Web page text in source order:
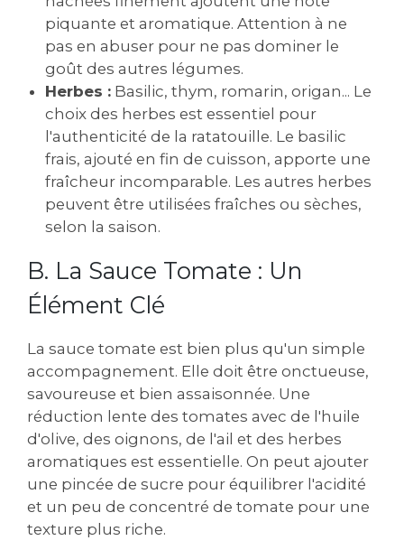
piquante et aromatique. Attention à ne
pas en abuser pour ne pas dominer le
goût des autres légumes.
Herbes : Basilic‚ thym‚ romarin‚ origan... Le
choix des herbes est essentiel pour
l'authenticité de la ratatouille. Le basilic
frais‚ ajouté en fin de cuisson‚ apporte une
fraîcheur incomparable. Les autres herbes
peuvent être utilisées fraîches ou sèches‚
selon la saison.
B. La Sauce Tomate : Un
Élément Clé
La sauce tomate est bien plus qu'un simple
accompagnement. Elle doit être onctueuse‚
savoureuse et bien assaisonnée. Une
réduction lente des tomates avec de l'huile
d'olive‚ des oignons‚ de l'ail et des herbes
aromatiques est essentielle. On peut ajouter
une pincée de sucre pour équilibrer l'acidité
et un peu de concentré de tomate pour une
texture plus riche.